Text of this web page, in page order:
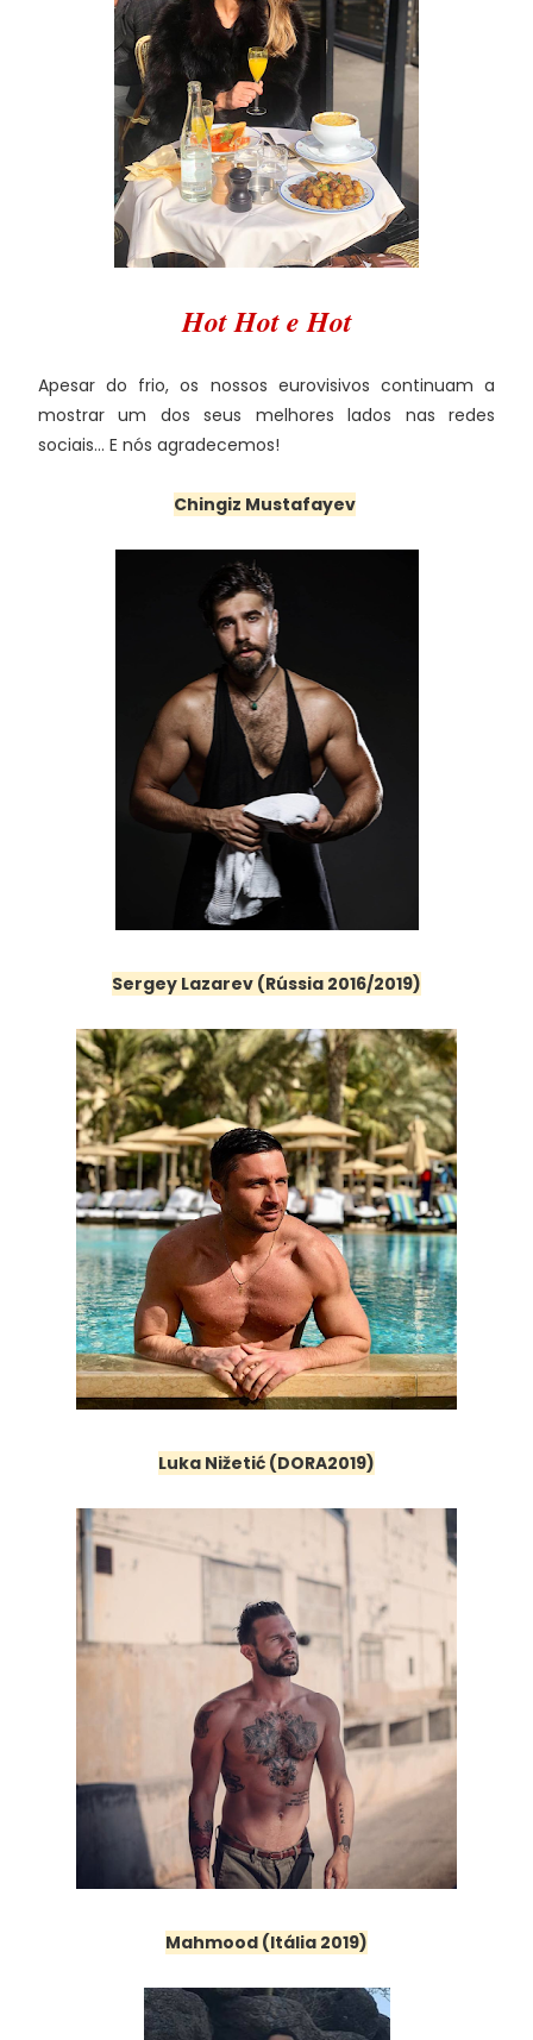
Hot Hot e Hot
Apesar do frio, os nossos eurovisivos continuam a
mostrar um dos seus melhores lados nas redes
sociais... E nós agradecemos!
Chingiz Mustafayev
Sergey Lazarev (Rússia 2016/2019)
Luka Nižetić (DORA2019)
Mahmood (Itália 2019)